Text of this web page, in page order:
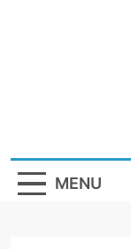
MENU